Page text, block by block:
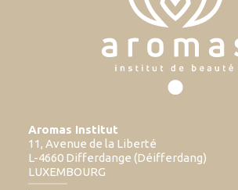
Aromas Institut
11, Avenue de la Liberté
L-4660 Differdange (Déifferdang)
LUXEMBOURG